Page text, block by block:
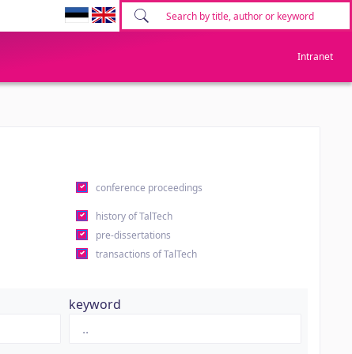
Intranet
conference proceedings
history of TalTech
pre-dissertations
transactions of TalTech
keyword